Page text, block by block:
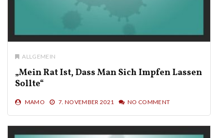
ALLGEMEIN
„Mein Rat Ist, Dass Man Sich Impfen Lassen
Sollte“
MAMO 7. NOVEMBER 2021 NO COMMENT